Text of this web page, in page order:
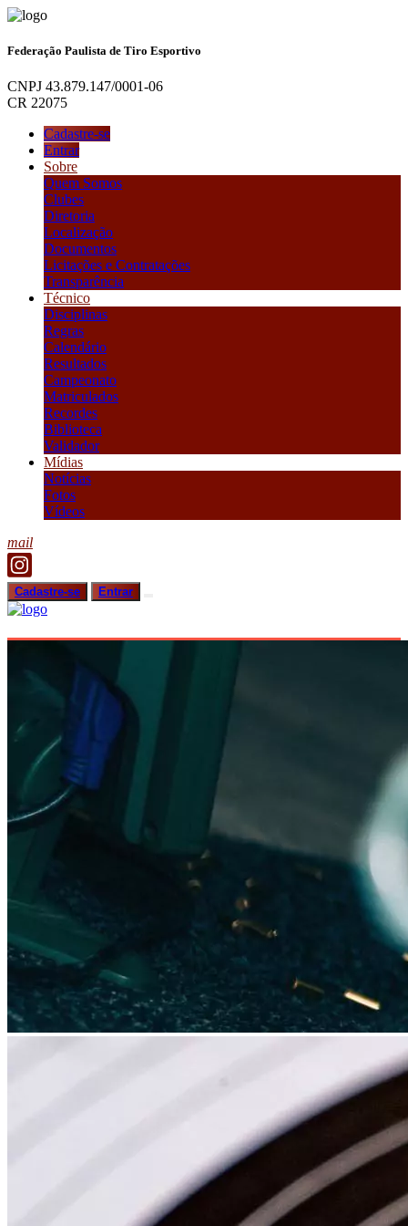
Federação Paulista de Tiro Esportivo
CNPJ 43.879.147/0001-06
CR 22075
Cadastre-se
Entrar
Sobre
Quem Somos
Clubes
Diretoria
Localização
Documentos
Licitações e Contratações
Transparência
Técnico
Disciplinas
Regras
Calendário
Resultados
Campeonato
Matriculados
Recordes
Biblioteca
Validador
Mídias
Notícias
Fotos
Vídeos
mail
Cadastre-se Entrar